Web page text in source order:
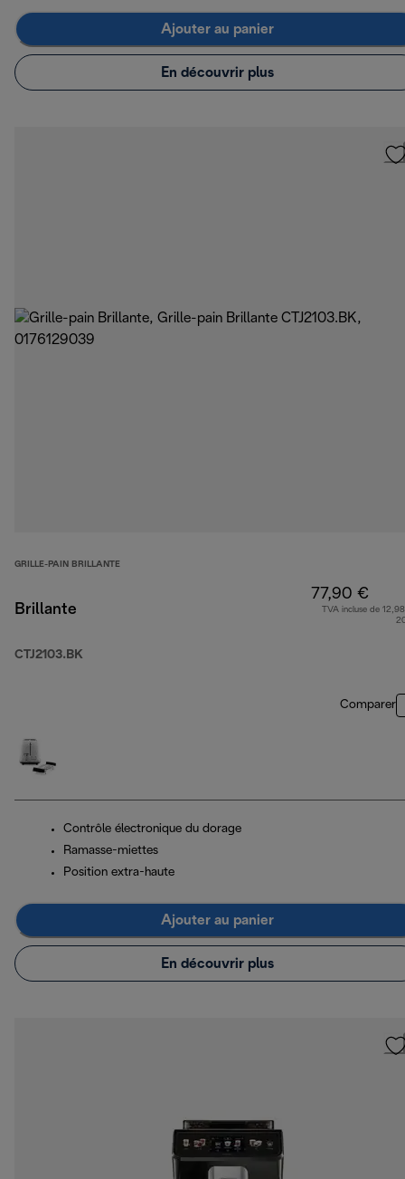
Ajouter au panier
En découvrir plus
GRILLE-PAIN BRILLANTE
Brillante
CTJ2103.BK
77,90 €
TVA incluse de
Comparer
Contrôle électronique du dorage
Ramasse-miettes
Position extra-haute
Ajouter au panier
En découvrir plus